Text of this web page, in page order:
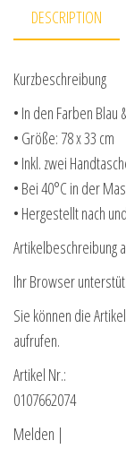
DESCRIPTION
Kurzbeschreibung
• In den Farben Blau
• Größe: 78 x 33 cm
• Inkl. zwei
• Bei 40°C in der
• Hergestellt nach
Artikelbeschreibung
Ihr Browser
Sie können die
aufrufen.
Artikel Nr.:
0107662074
Melden |